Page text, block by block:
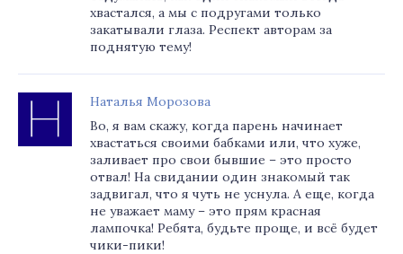
хвастался, а мы с подругами только
закатывали глаза. Респект авторам за
поднятую тему!
Наталья Морозова
Во, я вам скажу, когда парень начинает
хвастаться своими бабками или, что хуже,
заливает про свои бывшие – это просто
отвал! На свидании один знакомый так
задвигал, что я чуть не уснула. А еще, когда
не уважает маму – это прям красная
лампочка! Ребята, будьте проще, и всё будет
чики-пики!